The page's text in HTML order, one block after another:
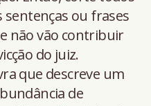
sentenças ou frases
não vão contribuir
do juiz.
que descreve um
de